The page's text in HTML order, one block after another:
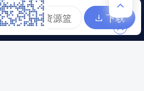
加入资源篮 下载